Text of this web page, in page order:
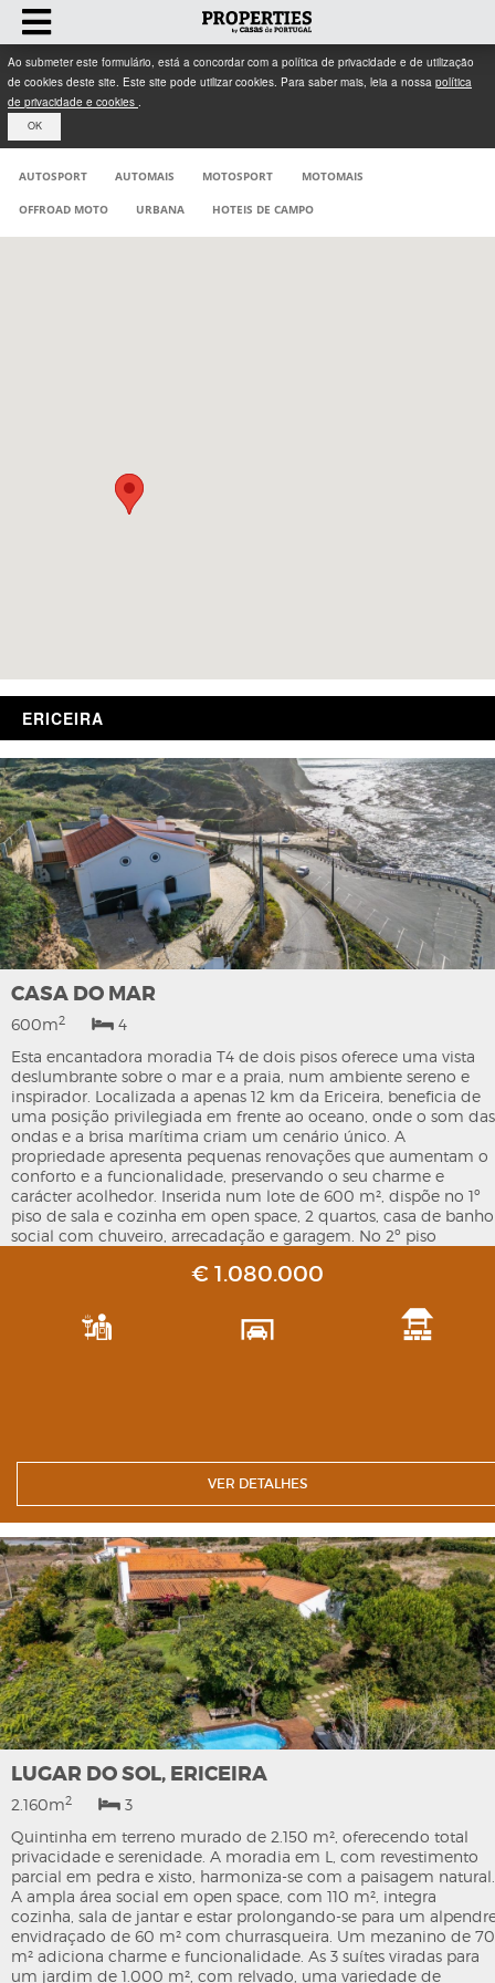
Ao submeter este formulário, está a concordar com a política de privacidade e de utilização
de cookies deste site. Este site pode utilizar cookies. Para saber mais, leia a nossa política
de privacidade e cookies .
OK
AUTOSPORT AUTOMAIS MOTOSPORT MOTOMAIS
OFFROAD MOTO URBANA HOTEIS DE CAMPO
ERICEIRA
CASA DO MAR
600m2
4
Esta encantadora moradia T4 de dois pisos oferece uma vista
deslumbrante sobre o mar e a praia, num ambiente sereno e
inspirador. Localizada a apenas 12 km da Ericeira, beneficia de
uma posição privilegiada em frente ao oceano, onde o som das
ondas e a brisa marítima criam um cenário único. A
propriedade apresenta pequenas renovações que aumentam o
conforto e a funcionalidade, preservando o seu charme e
carácter acolhedor. Inserida num lote de 600 m², dispõe no 1º
piso de sala e cozinha em open space, 2 quartos, casa de banho
social com chuveiro, arrecadação e garagem. No 2º piso
chuveiro, salão de jogos e arrecadação. No exterior existe
quem procura um imóvel com identidade, charme e
localização exclusiva junto à costa atlântica. N/Ref. V25320
€ 1.080.000
VER DETALHES
LUGAR DO SOL, ERICEIRA
2.160m2
3
Quintinha em terreno murado de 2.150 m², oferecendo total
privacidade e serenidade. A moradia em L, com revestimento
parcial em pedra e xisto, harmoniza-se com a paisagem natural.
A ampla área social em open space, com 110 m², integra
cozinha, sala de jantar e estar prolongando-se para um
envidraçado de 60 m² com churrasqueira. Um mezanino de 70
m² adiciona charme e funcionalidade. As 3 suítes viradas para
um jardim de 1.000 m², com relvado, uma variedade de